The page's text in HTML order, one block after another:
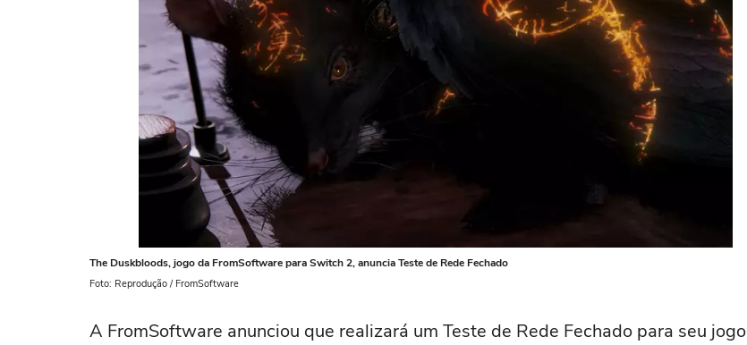
The Duskbloods, jogo da FromSoftware para Switch 2, anuncia Teste de Rede Fechado
Foto: Reprodução / FromSoftware
A FromSoftware anunciou que realizará um Teste de Rede Fechado para seu jogo